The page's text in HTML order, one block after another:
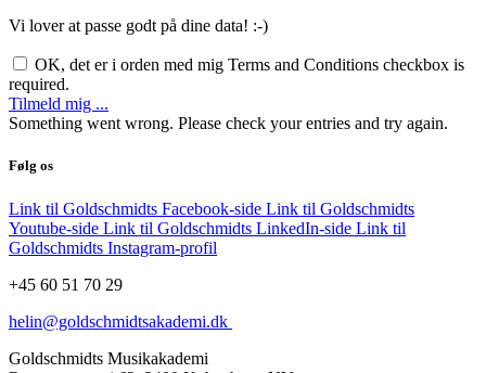
Vi lover at passe godt på dine data! :-)
OK, det er i orden med mig Terms and Conditions checkbox is
required.
Tilmeld mig ...
Something went wrong. Please check your entries and try again.
Følg os
Link til Goldschmidts Facebook-side Link til Goldschmidts
Youtube-side Link til Goldschmidts LinkedIn-side Link til
Goldschmidts Instagram-profil
+45 60 51 70 29
helin@goldschmidtsakademi.dk
Goldschmidts Musikakademi